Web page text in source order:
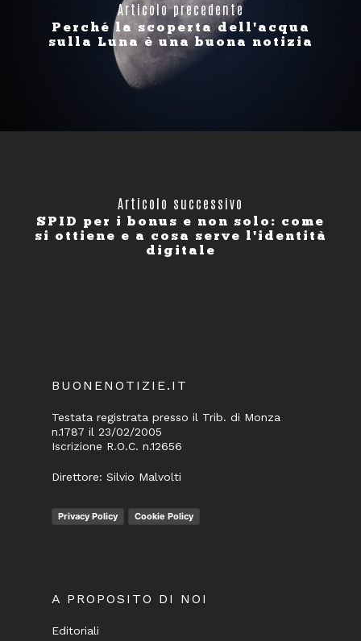
Articolo precedente
Perché la scoperta dell'acqua
sulla Luna è una buona notizia
Articolo successivo
SPID per i bonus e non solo: come
si ottiene e a cosa serve l'identità
digitale
BUONENOTIZIE.IT
Testata registrata presso il Trib. di Monza
n.1787 il 23/02/2005
Iscrizione R.O.C. n.12656
Direttore: Silvio Malvolti
Privacy Policy Cookie Policy
A PROPOSITO DI NOI
Editoriali